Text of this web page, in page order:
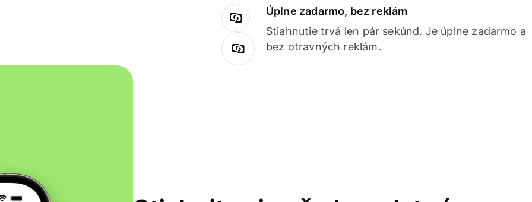
Úplne zadarmo, bez reklám
Stiahnutie trvá len pár sekúnd. Je úplne zadarmo a
bez otravných reklám.